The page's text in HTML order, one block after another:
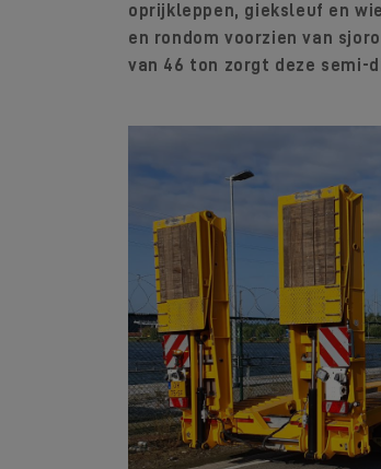
oprijkleppen, gieksleuf en
en rondom voorzien van
van 46 ton zorgt deze semi-